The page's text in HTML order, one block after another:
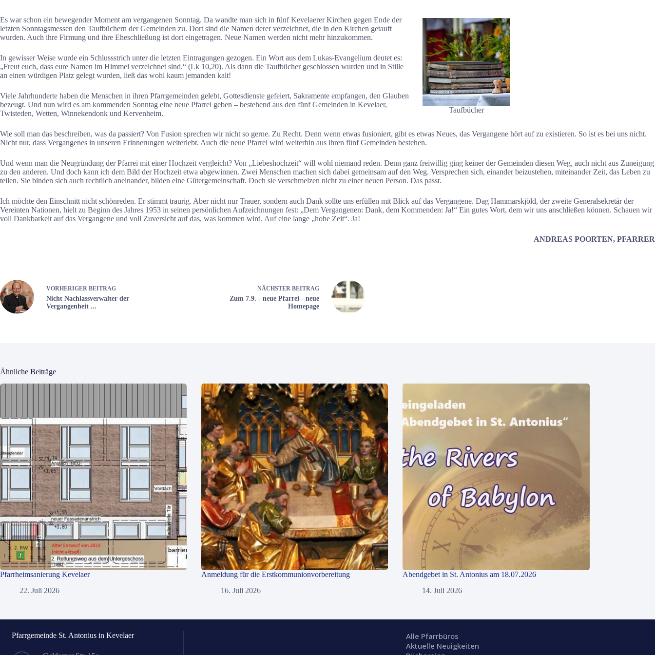
Taufbücher
Es war schon ein bewegender Moment am vergangenen Sonntag. Da wandte man sich in fünf Kevelaerer Kirchen gegen Ende der
letzten Sonntagsmessen den Taufbüchern der Gemeinden zu. Dort sind die Namen derer verzeichnet, die in den Kirchen getauft
wurden. Auch ihre Firmung und ihre Eheschließung ist dort eingetragen. Neue Namen werden nicht mehr hinzukommen.
In gewisser Weise wurde ein Schlussstrich unter die letzten Eintragungen gezogen. Ein Wort aus dem Lukas-Evangelium deutet es:
„Freut euch, dass eure Namen im Himmel verzeichnet sind.“ (Lk 10,20). Als dann die Taufbücher geschlossen wurden und in Stille
an einen würdigen Platz gelegt wurden, ließ das wohl kaum jemanden kalt!
Viele Jahrhunderte haben die Menschen in ihren Pfarrgemeinden gelebt, Gottesdienste gefeiert, Sakramente empfangen, den Glauben
bezeugt. Und nun wird es am kommenden Sonntag eine neue Pfarrei geben – bestehend aus den fünf Gemeinden in Kevelaer,
Twisteden, Wetten, Winnekendonk und Kervenheim.
Wie soll man das beschreiben, was da passiert? Von Fusion sprechen wir nicht so gerne. Zu Recht. Denn wenn etwas fusioniert, gibt es etwas Neues, das Vergangene hört auf zu existieren. So ist es bei uns nicht.
Nicht nur, dass Vergangenes in unseren Erinnerungen weiterlebt. Auch die neue Pfarrei wird weiterhin aus ihren fünf Gemeinden bestehen.
Und wenn man die Neugründung der Pfarrei mit einer Hochzeit vergleicht? Von „Liebeshochzeit“ will wohl niemand reden. Denn ganz freiwillig ging keiner der Gemeinden diesen Weg, auch nicht aus Zuneigung
zu den anderen. Und doch kann ich dem Bild der Hochzeit etwa abgewinnen. Zwei Menschen machen sich dabei gemeinsam auf den Weg. Versprechen sich, einander beizustehen, miteinander Zeit, das Leben zu
teilen. Sie binden sich auch rechtlich aneinander, bilden eine Gütergemeinschaft. Doch sie verschmelzen nicht zu einer neuen Person. Das passt.
Ich möchte den Einschnitt nicht schönreden. Er stimmt traurig. Aber nicht nur Trauer, sondern auch Dank sollte uns erfüllen mit Blick auf das Vergangene. Dag Hammarskjöld, der zweite Generalsekretär der
Vereinten Nationen, hielt zu Beginn des Jahres 1953 in seinen persönlichen Aufzeichnungen fest: „Dem Vergangenen: Dank, dem Kommenden: Ja!“ Ein gutes Wort, dem wir uns anschließen können. Schauen wir
voll Dankbarkeit auf das Vergangene und voll Zuversicht auf das, was kommen wird. Auf eine lange „hohe Zeit“. Ja!
ANDREAS POORTEN, PFARRER
VORHERIGER BEITRAG
Nicht Nachlassverwalter der
Vergangenheit ...
NÄCHSTER BEITRAG
Zum 7.9. - neue Pfarrei - neue
Homepage
Ähnliche Beiträge
Pfarrheimsanierung Kevelaer
22. Juli 2026
Anmeldung für die Erstkommunionvorbereitung
16. Juli 2026
Abendgebet in St. Antonius am 18.07.2026
14. Juli 2026
Pfarrgemeinde St. Antonius in Kevelaer
Alle Pfarrbüros
Aktuelle Neuigkeiten